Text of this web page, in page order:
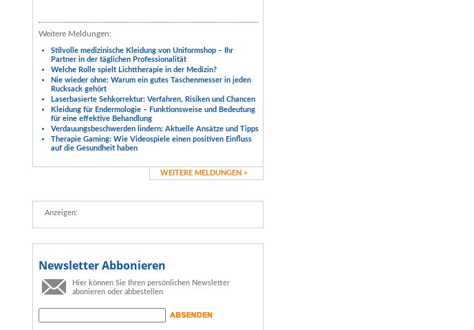
Weitere Meldungen:
Stilvolle medizinische Kleidung von Uniformshop – Ihr
Partner in der täglichen Professionalität
Welche Rolle spielt Lichttherapie in der Medizin?
Nie wieder ohne: Warum ein gutes Taschenmesser in jeden
Rucksack gehört
Laserbasierte Sehkorrektur: Verfahren, Risiken und Chancen
Kleidung für Endermologie – Funktionsweise und Bedeutung
für eine effektive Behandlung
Verdauungsbeschwerden lindern: Aktuelle Ansätze und Tipps
Therapie Gaming: Wie Videospiele einen positiven Einfluss
auf die Gesundheit haben
WEITERE MELDUNGEN >
Anzeigen:
Newsletter Abbonieren
Hier können Sie Ihren persönlichen Newsletter
abonieren oder abbestellen